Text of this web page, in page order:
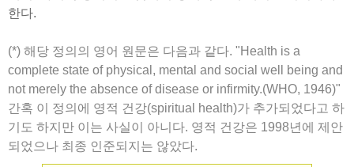
한다.
(*) 해당 정의의 영어 원문은 다음과 같다. "Health is a
complete state of physical, mental and social well being and
not merely the absence of disease or infirmity.(WHO, 1946)"
간혹 이 정의에 영적 건강(spiritual health)가 추가되었다고 하
기도 하지만 이는 사실이 아니다. 영적 건강은 1998년에 제안
되었으나 최종 인준되지는 않았다.